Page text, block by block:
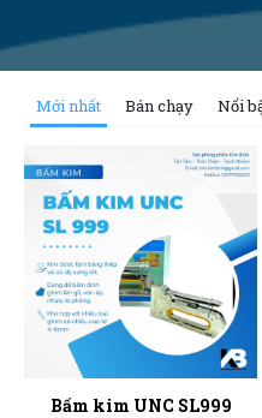
Mới nhất Bán chạy Nổi
Bấm kim UNC SL999